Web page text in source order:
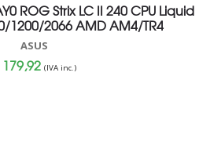
ROG Strix LC II 240 CPU Liquid
1200/2066 AMD AM4/TR4
ASUS
(IVA inc.)